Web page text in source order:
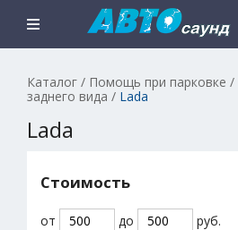
Каталог / Помощь при парковке /
заднего вида / Lada
Lada
Стоимость
от до руб.